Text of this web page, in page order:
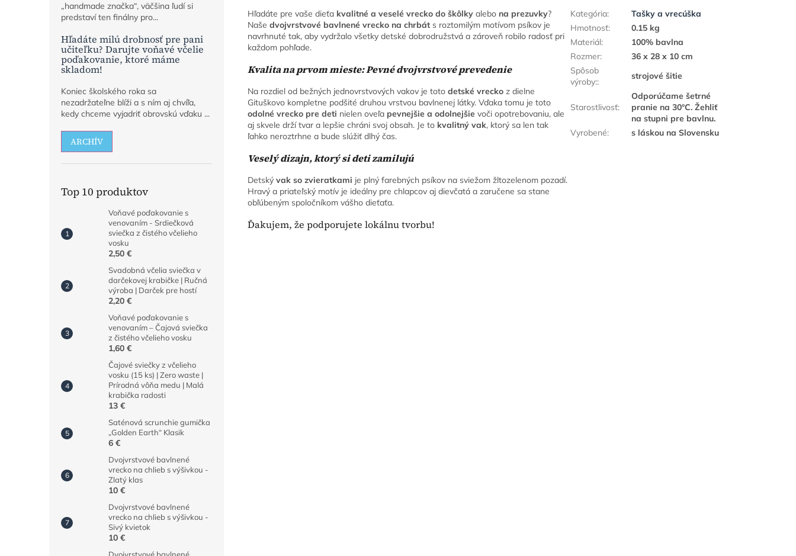
„handmade značka“, väčšina ľudí si
predstaví ten finálny pro...
Hľadáte milú drobnosť pre pani
učiteľku? Darujte voňavé včelie
poďakovanie, ktoré máme
skladom!
Koniec školského roka sa
nezadržateľne blíži a s ním aj chvíľa,
kedy chceme vyjadriť obrovskú vďaku ...
ARCHÍV
Top 10 produktov
Voňavé poďakovanie s
venovaním - Srdiečková
sviečka z čistého včelieho
vosku
2,50 €
Svadobná včelia sviečka v
darčekovej krabičke | Ručná
výroba | Darček pre hostí
2,20 €
Voňavé poďakovanie s
venovaním – Čajová sviečka
z čistého včelieho vosku
1,60 €
Čajové sviečky z včelieho
vosku (15 ks) | Zero waste |
Prírodná vôňa medu | Malá
krabička radosti
13 €
Saténová scrunchie gumička
„Golden Earth“ Klasik
6 €
Dvojvrstvové bavlnené
vrecko na chlieb s výšivkou -
Zlatý klas
10 €
Dvojvrstvové bavlnené
vrecko na chlieb s výšivkou -
Sivý kvietok
10 €
Hľadáte pre vaše dieťa kvalitné a veselé vrecko do škôlky alebo na prezuvky?
Naše dvojvrstvové bavlnené vrecko na chrbát s roztomilým motívom psíkov je
navrhnuté tak, aby vydržalo všetky detské dobrodružstvá a zároveň robilo radosť pri
každom pohľade.
Kvalita na prvom mieste: Pevné dvojvrstvové prevedenie
Na rozdiel od bežných jednovrstvových vakov je toto detské vrecko z dielne
Gituškovo kompletne podšité druhou vrstvou bavlnenej látky. Vďaka tomu je toto
odolné vrecko pre deti nielen oveľa pevnejšie a odolnejšie voči opotrebovaniu, ale
aj skvele drží tvar a lepšie chráni svoj obsah. Je to kvalitný vak, ktorý sa len tak
ľahko neroztrhne a bude slúžiť dlhý čas.
Veselý dizajn, ktorý si deti zamilujú
Detský vak so zvieratkami je plný farebných psíkov na sviežom žltozelenom pozadí.
Hravý a priateľský motív je ideálny pre chlapcov aj dievčatá a zaručene sa stane
obľúbeným spoločníkom vášho dieťaťa.
Ďakujem, že podporujete lokálnu tvorbu!
Kategória:
Tašky a vrecúška
Hmotnosť:
0.15 kg
Materiál:
100% bavlna
Rozmer:
36 x 28 x 10 cm
Spôsob
výroby::
strojové šitie
Starostlivosť:
Odporúčame šetrné
pranie na 30°C. Žehliť
na stupni pre bavlnu.
Vyrobené: s láskou na Slovensku